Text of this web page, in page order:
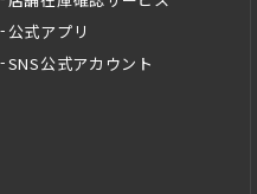
公式アプリ
SNS公式アカウント